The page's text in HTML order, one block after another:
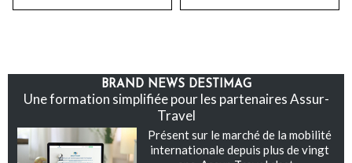
BRAND NEWS DESTIMAG
Une formation simplifiée pour les partenaires Assur-
Travel
Présent sur le marché de la mobilité
internationale depuis plus de vingt